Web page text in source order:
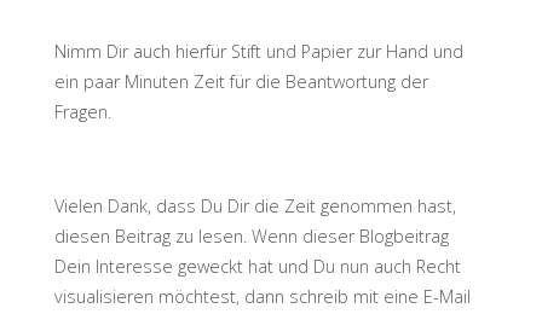
Nimm Dir auch hierfür Stift und Papier zur Hand und
ein paar Minuten Zeit für die Beantwortung der
Fragen.
Vielen Dank, dass Du Dir die Zeit genommen hast,
diesen Beitrag zu lesen. Wenn dieser Blogbeitrag
Dein Interesse geweckt hat und Du nun auch Recht
visualisieren möchtest, dann schreib mit eine E-Mail